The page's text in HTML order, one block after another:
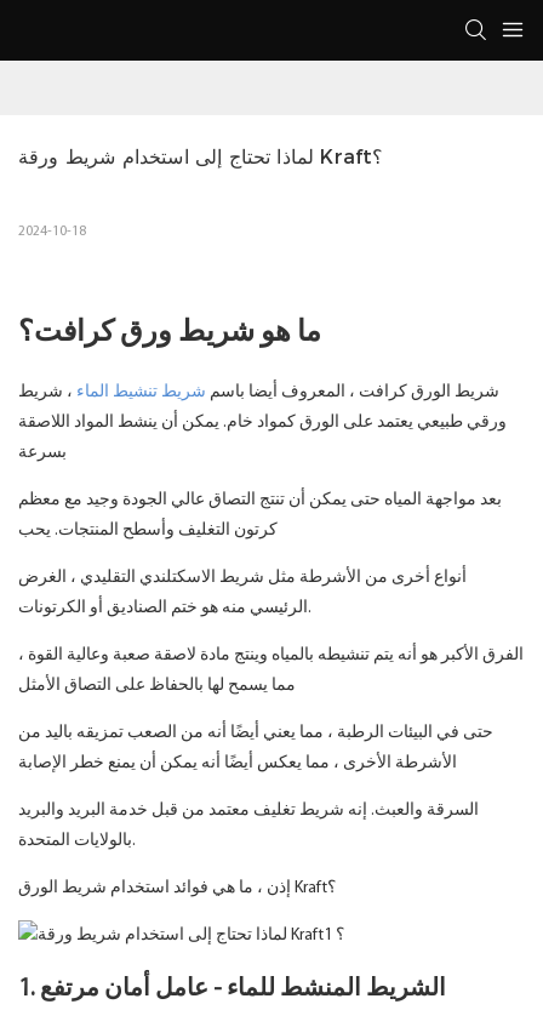
لماذا تحتاج إلى استخدام شريط ورقة Kraft؟
2024-10-18
ما هو شريط ورق كرافت؟
شريط الورق كرافت ، المعروف أيضا باسم شريط تنشيط الماء ، شريط
ورقي طبيعي يعتمد على الورق كمواد خام. يمكن أن ينشط المواد اللاصقة
بعد مواجهة المياه حتى يمكن أن تنتج التصاق عالي الجودة وجيد مع معظم
أنواع أخرى من الأشرطة مثل شريط الاسكتلندي التقليدي ، الغرض
الرئيسي منه هو ختم الصناديق أو الكرتونات.
الفرق الأكبر هو أنه يتم تنشيطه بالمياه وينتج مادة لاصقة صعبة وعالية القوة ،
حتى في البيئات الرطبة ، مما يعني أيضًا أنه من الصعب تمزيقه باليد من
السرقة والعبث. إنه شريط تغليف معتمد من قبل خدمة البريد والبريد
بالولايات المتحدة.
إذن ، ما هي فوائد استخدام شريط الورق Kraft؟
1. الشريط المنشط للماء - عامل أمان مرتفع